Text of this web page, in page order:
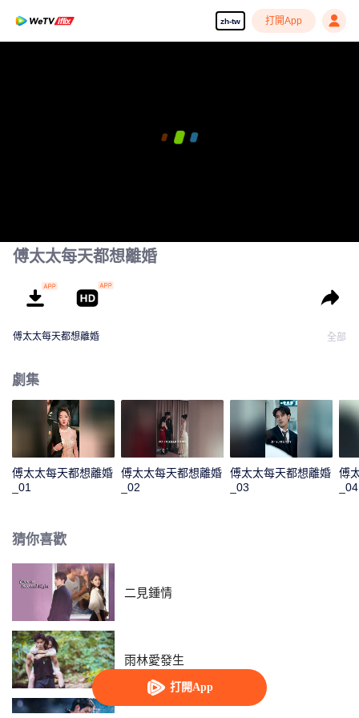
zh-tw 打開App
打開App
傅太太每天都想離婚
傅太太每天都想離婚 全部
劇集
傅太太每天都想離婚
_01
傅太太每天都想離婚
_02
傅太太每天都想離婚
_03
傅
_04
猜你喜歡
二見鍾情
雨林愛發生